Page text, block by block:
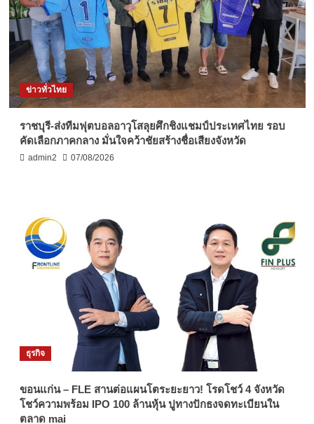
ข่าวทั่วไทย
ราชบุรี-ส่งทีมฟุตบอลอาวุโสลุยศึกชิงแชมป์ประเทศไทย รอบ
คัดเลือกภาคกลาง มั่นใจคว้าชัยสร้างชื่อเสียงจังหวัด
admin2 07/08/2026
ธุรกิจ
ขอนแก่น – FLE สานต่อแผนโตระยะยาว! โรดโชว์ 4 จังหวัด
โชว์ความพร้อม IPO 100 ล้านหุ้น ปูทางปักธงจดทะเบียนใน
ตลาด mai